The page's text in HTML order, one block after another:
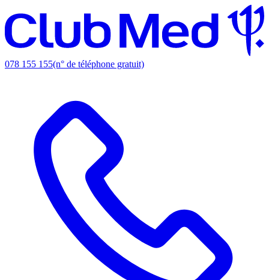
078 155 155(n° de téléphone gratuit)